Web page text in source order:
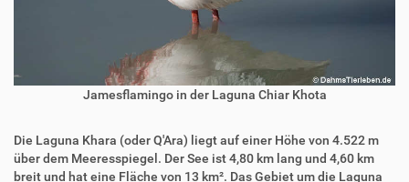
Jamesflamingo in der Laguna Chiar Khota
Die Laguna Khara (oder Q'Ara) liegt auf einer Höhe von 4.522 m
über dem Meeresspiegel. Der See ist 4,80 km lang und 4,60 km
breit und hat eine Fläche von 13 km². Das Gebiet um die Laguna